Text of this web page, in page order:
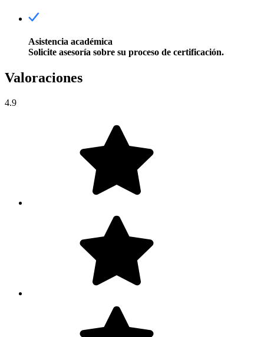
Asistencia académica
Solicite asesoría sobre su proceso de certificación.
Valoraciones
4.9